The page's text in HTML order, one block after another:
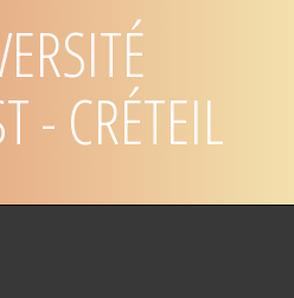
- CRÉTEIL